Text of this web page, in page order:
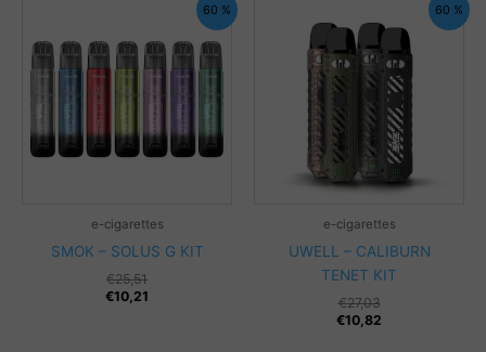
60 %
e-cigarettes
SMOK – SOLUS G KIT
€25,51
€10,21
60 %
e-cigarettes
UWELL – CALIBURN
TENET KIT
€27,03
€10,82